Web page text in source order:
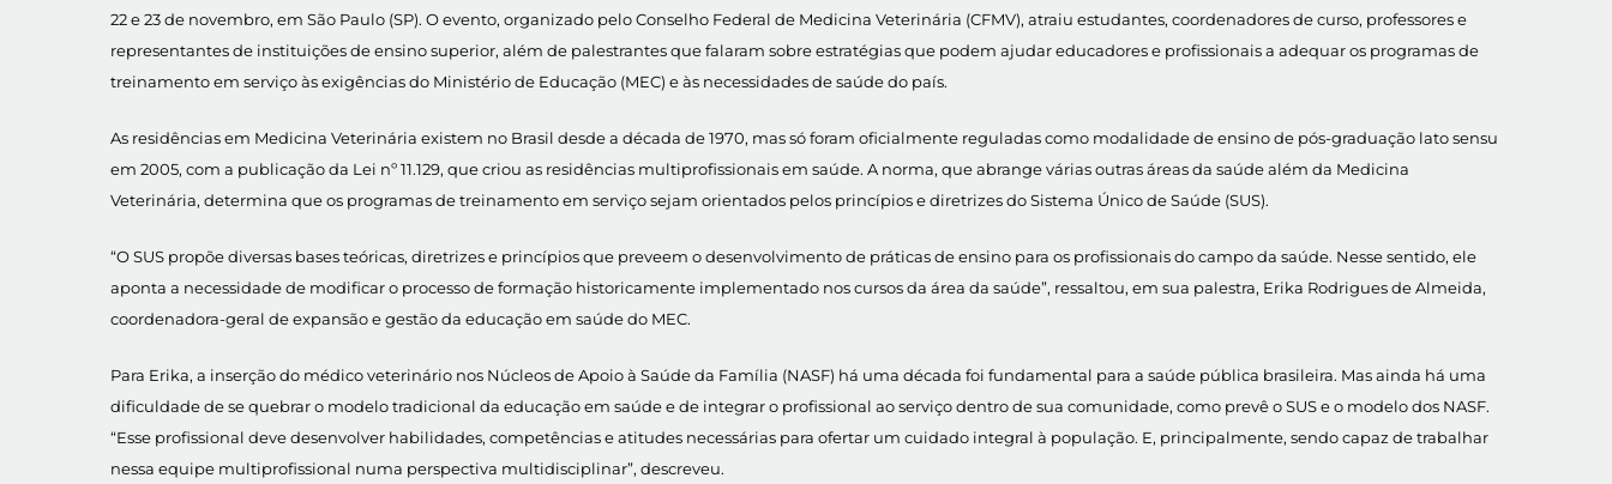
22 e 23 de novembro, em São Paulo (SP). O evento, organizado pelo Conselho Federal de Medicina Veterinária (CFMV), atraiu estudantes, coordenadores de curso, professores e
representantes de instituições de ensino superior, além de palestrantes que falaram sobre estratégias que podem ajudar educadores e profissionais a adequar os programas de
treinamento em serviço às exigências do Ministério de Educação (MEC) e às necessidades de saúde do país.
As residências em Medicina Veterinária existem no Brasil desde a década de 1970, mas só foram oficialmente reguladas como modalidade de ensino de pós-graduação lato sensu
em 2005, com a publicação da Lei nº 11.129, que criou as residências multiprofissionais em saúde. A norma, que abrange várias outras áreas da saúde além da Medicina
Veterinária, determina que os programas de treinamento em serviço sejam orientados pelos princípios e diretrizes do Sistema Único de Saúde (SUS).
“O SUS propõe diversas bases teóricas, diretrizes e princípios que preveem o desenvolvimento de práticas de ensino para os profissionais do campo da saúde. Nesse sentido, ele
aponta a necessidade de modificar o processo de formação historicamente implementado nos cursos da área da saúde”, ressaltou, em sua palestra, Erika Rodrigues de Almeida,
coordenadora-geral de expansão e gestão da educação em saúde do MEC.
Para Erika, a inserção do médico veterinário nos Núcleos de Apoio à Saúde da Família (NASF) há uma década foi fundamental para a saúde pública brasileira. Mas ainda há uma
dificuldade de se quebrar o modelo tradicional da educação em saúde e de integrar o profissional ao serviço dentro de sua comunidade, como prevê o SUS e o modelo dos NASF.
“Esse profissional deve desenvolver habilidades, competências e atitudes necessárias para ofertar um cuidado integral à população. E, principalmente, sendo capaz de trabalhar
nessa equipe multiprofissional numa perspectiva multidisciplinar”, descreveu.